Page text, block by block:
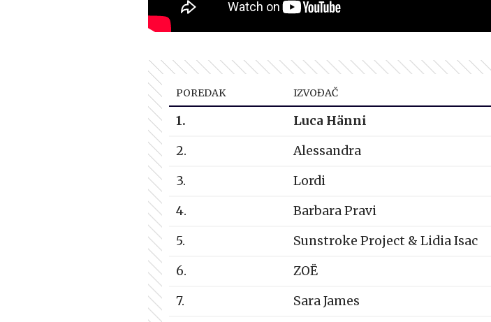
POREDAK IZVOĐAČ
1. Luca Hänni
2.
Alessandra
3.
Lordi
4.
Barbara Pravi
5.
Sunstroke Project & Lidia Isac
6.
ZOË
7.
Sara James